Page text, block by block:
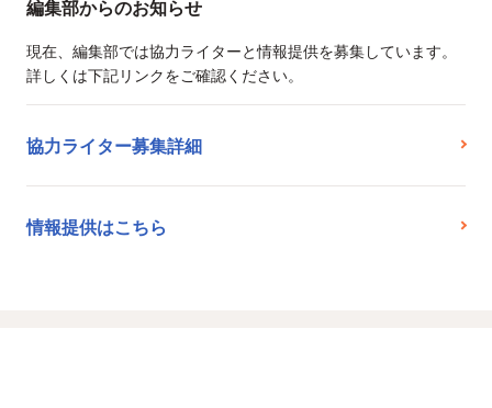
編集部からのお知らせ
現在、編集部では協力ライターと情報提供を募集しています。
詳しくは下記リンクをご確認ください。
協力ライター募集詳細
情報提供はこちら